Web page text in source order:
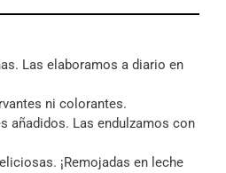
Las elaboramos a diario en
ni colorantes.
añadidos. Las endulzamos con
¡Remojadas en leche